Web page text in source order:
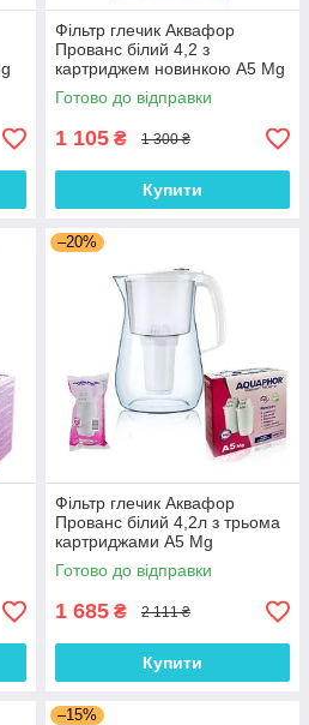
Фільтр глечик Аквафор
Прованс білий 4,2 з
картриджем новинкою А5 Mg
Готово до відправки
1 105 ₴ 1 300 ₴
Купити
–20%
Фільтр глечик Аквафор
Прованс білий 4,2л з трьома
картриджами А5 Mg
Готово до відправки
1 685 ₴ 2 111 ₴
Купити
–15%